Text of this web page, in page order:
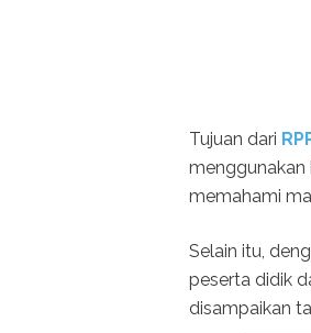
Tujuan dari
menggunakan
memahami
Selain itu,
peserta didik
disampaikan